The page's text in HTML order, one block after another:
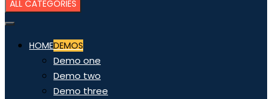
ALL CATEGORIES
HOMEDEMOS
Demo one
Demo two
Demo three